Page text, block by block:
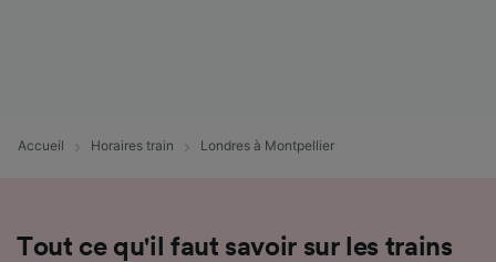
Accueil Horaires train Londres à Montpellier
Tout ce qu'il faut savoir sur les trains